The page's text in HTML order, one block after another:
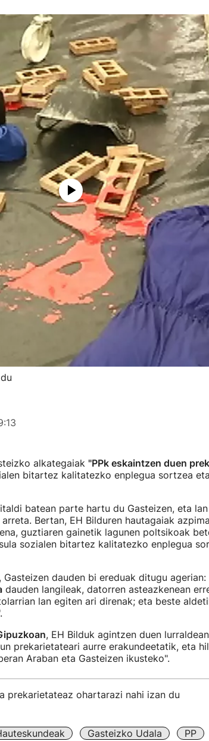
alkategaiak "PPk eskaintzen duen
bitartez kalitatezko enplegua sortzea
batean parte hartu du Gasteizen, eta
Bertan, EH Bilduren hautagaiak
guztiaren gainetik lagunen poltsikoak
sozialen bitartez kalitatezko enplegua
Gasteizen dauden bi ereduak ditugu
dauden langileak, datorren asteazkenean
lan egiten ari direnak; eta beste
, EH Bilduk agintzen duen
prekarietateari aurre erakundeetatik, eta
Araban eta Gasteizen ikusteko".
prekarietateaz ohartarazi nahi izan du
Gasteizko Udala PP